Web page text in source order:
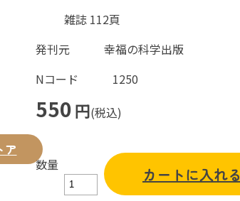
ア
雑誌 112頁
発刊元
幸福の科学出版
Nコード
1250
550円(税込)
数量
カートに入れる